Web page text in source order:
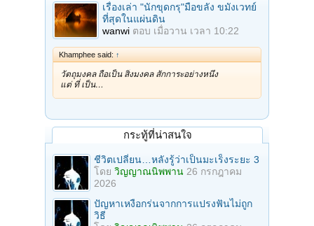
เรื่องเล่า "นักขุดกรุ"มือขลัง ขมังเวทย์
ที่สุดในแผ่นดิน
wanwi ตอบ เมื่อวาน เวลา 10:22
Khamphee said: ↑
วัตถุมงคล ถือเป็น สิ่งมงคล สักการะอย่างหนึ่ง
แต่ ที่ เป็น…
กระทู้ที่น่าสนใจ
ชีวิตเปลี่ยน…หลังรู้ว่าเป็นมะเร็งระยะ 3
โดย วิญญาณนิพพาน 26 กรกฎาคม
2026
ปัญหาเหงือกร่นจากการแปรงฟันไม่ถูก
วิธี